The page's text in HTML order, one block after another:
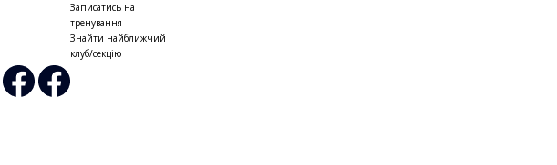
Записатись на
тренування
Знайти найближчий
клуб/секцію